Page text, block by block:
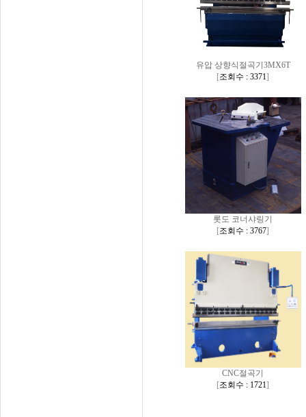
유압 상향식절곡기3MX6T
[조회수 : 3371]
롯도 코너샤링기
[조회수 : 3767]
CNC절곡기
[조회수 : 1721]